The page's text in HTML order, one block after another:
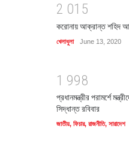
2 01 5
করোনায় আক্রান্ত শহিদ
খেলাধুলা June 13, 2020
1 998
প্রধানমন্ত্রীর পরামর্শে
সিদ্ধান্ত রবিবার
জাতীয়, ফিচার, রাজনীতি, সারাদেশ